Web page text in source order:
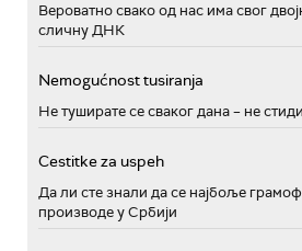
Вероватно свако од нас има свог
сличну ДНК
Nemogućnost tusiranja
Не туширате се сваког дана – не
Cestitke za uspeh
Да ли сте знали да се најбоље
производе у Србији